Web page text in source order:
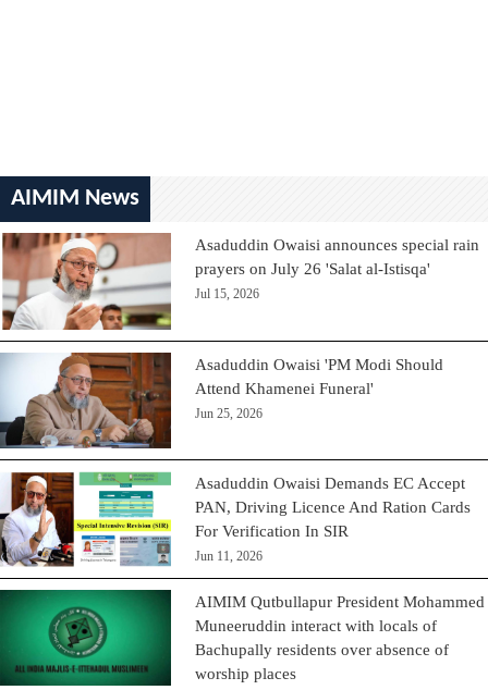
AIMIM News
Asaduddin Owaisi announces special rain
prayers on July 26 'Salat al-Istisqa'
Jul 15, 2026
Asaduddin Owaisi 'PM Modi Should
Attend Khamenei Funeral'
Jun 25, 2026
Asaduddin Owaisi Demands EC Accept
PAN, Driving Licence And Ration Cards
For Verification In SIR
Jun 11, 2026
AIMIM Qutbullapur President Mohammed
Muneeruddin interact with locals of
Bachupally residents over absence of
worship places